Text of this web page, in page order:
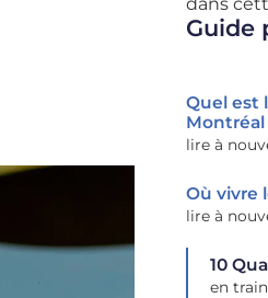
dans
Guide
Quel est
Montréal
lire à
Où vivre
lire à
10
en